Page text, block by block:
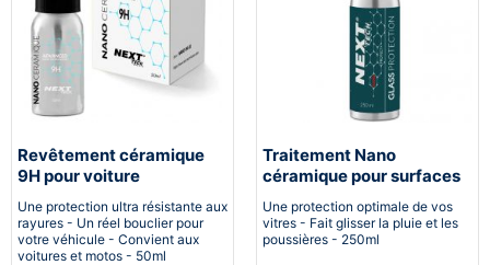
Revêtement céramique
9H pour voiture
Une protection ultra résistante aux
rayures - Un réel bouclier pour
votre véhicule - Convient aux
voitures et motos - 50ml
Traitement Nano
céramique pour surfaces
Une protection optimale de vos
vitres - Fait glisser la pluie et les
poussières - 250ml